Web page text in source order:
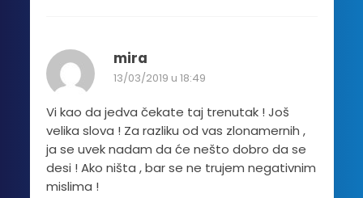
mira
13/03/2019 u 18:49
Vi kao da jedva čekate taj trenutak ! Još
velika slova ! Za razliku od vas zlonamernih ,
ja se uvek nadam da će nešto dobro da se
desi ! Ako ništa , bar se ne trujem negativnim
mislima !